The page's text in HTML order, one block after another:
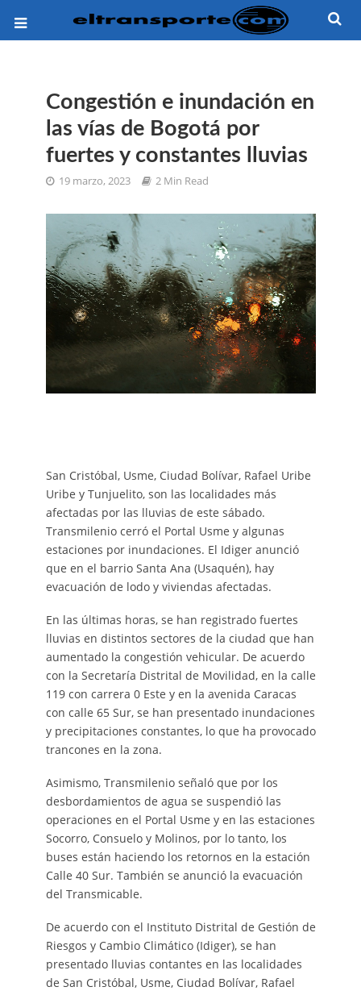
Congestión e inundación en
las vías de Bogotá por
fuertes y constantes lluvias
19 marzo, 2023 2 Min Read
San Cristóbal, Usme, Ciudad Bolívar, Rafael Uribe
Uribe y Tunjuelito, son las localidades más
afectadas por las lluvias de este sábado.
Transmilenio cerró el Portal Usme y algunas
estaciones por inundaciones. El Idiger anunció
que en el barrio Santa Ana (Usaquén), hay
evacuación de lodo y viviendas afectadas.
En las últimas horas, se han registrado fuertes
lluvias en distintos sectores de la ciudad que han
aumentado la congestión vehicular. De acuerdo
con la Secretaría Distrital de Movilidad, en la calle
119 con carrera 0 Este y en la avenida Caracas
con calle 65 Sur, se han presentado inundaciones
y precipitaciones constantes, lo que ha provocado
trancones en la zona.
Asimismo, Transmilenio señaló que por los
desbordamientos de agua se suspendió las
operaciones en el Portal Usme y en las estaciones
Socorro, Consuelo y Molinos, por lo tanto, los
buses están haciendo los retornos en la estación
Calle 40 Sur. También se anunció la evacuación
del Transmicable.
De acuerdo con el Instituto Distrital de Gestión de
Riesgos y Cambio Climático (Idiger), se han
presentado lluvias contantes en las localidades
de San Cristóbal, Usme, Ciudad Bolívar, Rafael